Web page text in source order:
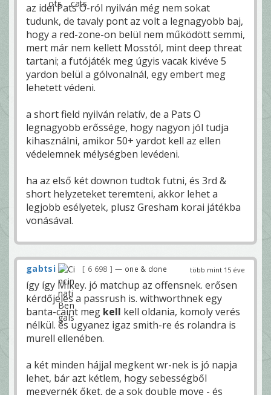
az idei Pats O-ról nyilván még nem sokat
tudunk, de tavaly pont az volt a legnagyobb baj,
hogy a red-zone-on belül nem működött semmi,
mert már nem kellett Mosstól, mint deep threat
tartani; a futójáték meg úgyis vacak kivéve 5
yardon belül a gólvonalnál, egy embert meg
lehetett védeni.
a short field nyilván relatív, de a Pats O
legnagyobb erőssége, hogy nagyon jól tudja
kihasználni, amikor 50+ yardot kell az ellen
védelemnek mélységben levédeni.
ha az első két downon tudtok futni, és 3rd &
short helyzeteket teremteni, akkor lehet a
legjobb esélyetek, plusz Gresham korai játékba
vonásával.
több mint 15 éve
gabtsi 6 698 — one & done
így így Mikey. jó matchup az offensnek. erősen
kérdőjeles a passrush is. withworthnek egy
banta-caint meg kell kell oldania, komoly verés
nélkül. és ugyanez igaz smith-re és rolandra is
murell ellenében.
a két minden hájjal megkent wr-nek is jó napja
lehet, bár azt kétlem, hogy sebességből
megvernék őket, de a sok double move - és